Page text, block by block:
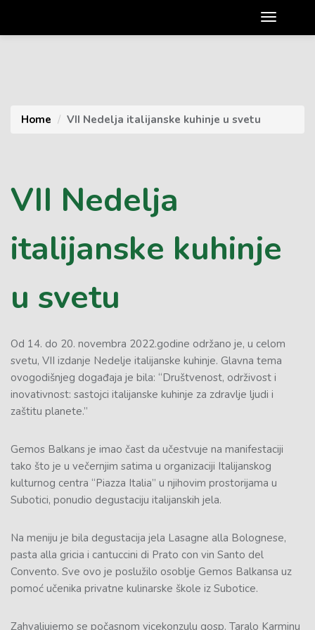
Home VII Nedelja italijanske kuhinje u svetu
VII Nedelja
italijanske kuhinje
u svetu
Od 14. do 20. novembra 2022.godine održano je, u celom
svetu, VII izdanje Nedelje italijanske kuhinje. Glavna tema
ovogodišnjeg događaja je bila: “Društvenost, održivost i
inovativnost: sastojci italijanske kuhinje za zdravlje ljudi i
zaštitu planete.”
Gemos Balkans je imao čast da učestvuje na manifestaciji
tako što je u večernjim satima u organizaciji Italijanskog
kulturnog centra “Piazza Italia” u njihovim prostorijama u
Subotici, ponudio degustaciju italijanskih jela.
Na meniju je bila degustacija jela Lasagne alla Bolognese,
pasta alla gricia i cantuccini di Prato con vin Santo del
Convento. Sve ovo je poslužilo osoblje Gemos Balkansa uz
pomoć učenika privatne kulinarske škole iz Subotice.
Zahvaljujemo se počasnom vicekonzulu gosp. Taralo Karminu